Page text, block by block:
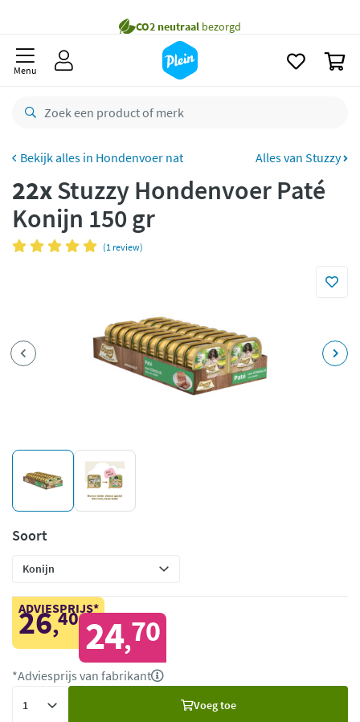
besteld,
Gratisretourneren
Betaal met Klarna
Menu
Hondenvoer nat Alles van Stuzzy
22xStuzzy Hondenvoer Paté
Konijn 150 gr
(1 review)
Soort
ADVIESPRIJS*
26,40 24,70
*Adviesprijs van fabrikant
Voeg toe